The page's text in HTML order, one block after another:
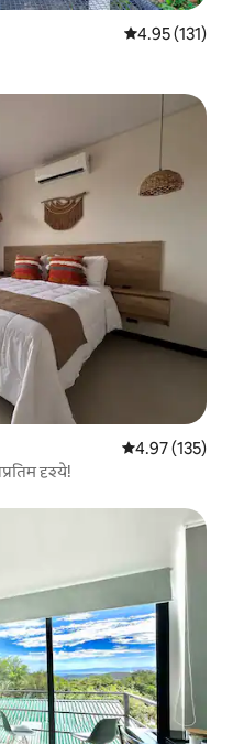
5 पैकी 4.95
4.95 (131)
5 पैकी 4.97
4.97 (135)
दृश्ये!